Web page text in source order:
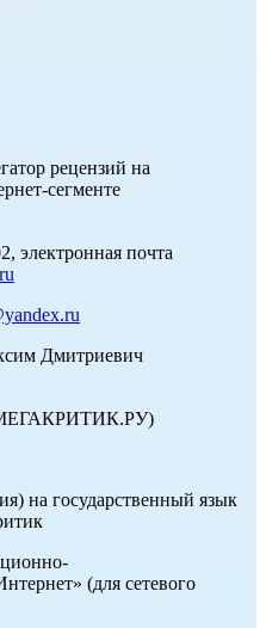
рецензий на
сегменте
электронная почта
Дмитриевич
на государственный язык
(для сетевого